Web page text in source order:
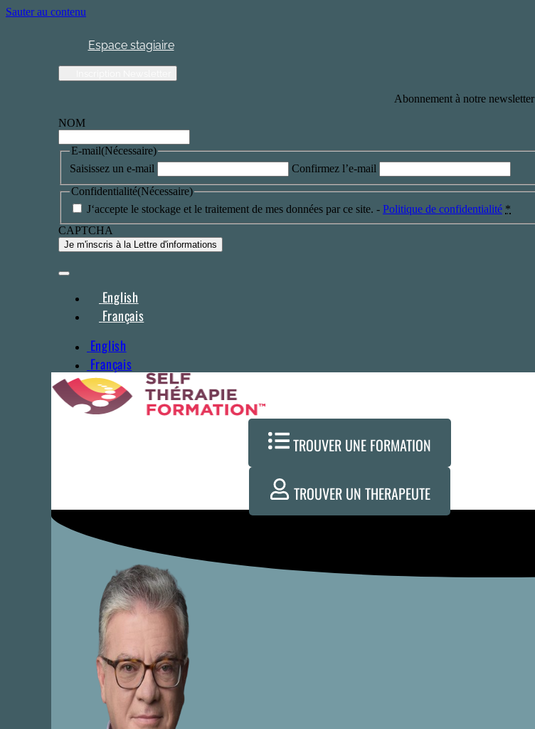
Sauter au contenu
Espace stagiaire
Abonnement à notre newsletter
NOM
E-mail(Nécessaire)
Saisissez un e-mail
Confirmez l’e-mail
Confidentialité(Nécessaire)
J‘accepte le stockage et le traitement de mes données par ce site. - Politique de confidentialité *
CAPTCHA
English
Français
English
Français
TROUVER UNE FORMATION
TROUVER UN THERAPEUTE